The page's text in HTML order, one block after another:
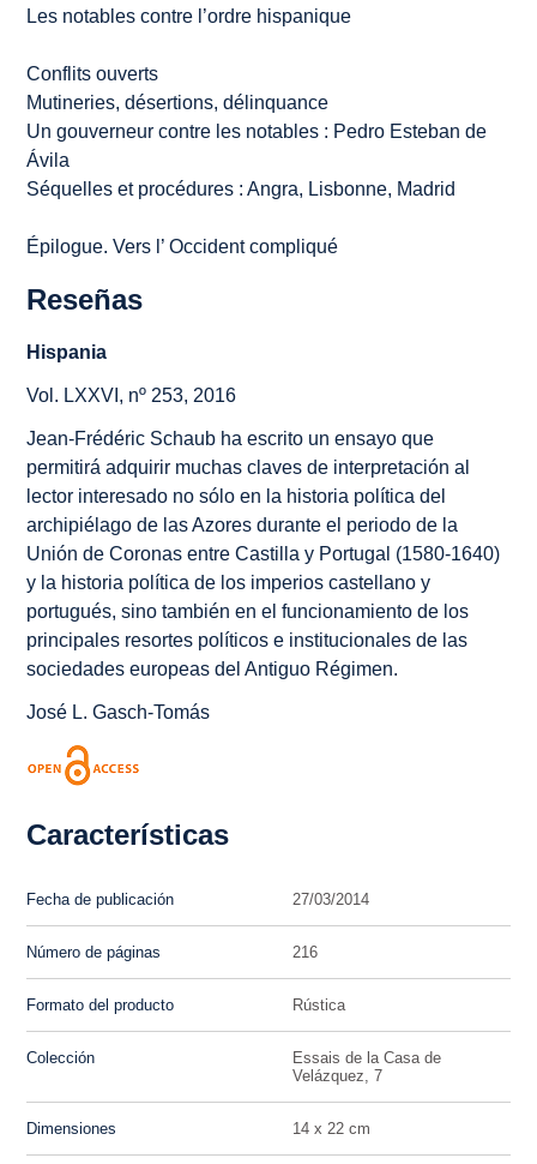
Les notables contre l’ordre hispanique
Conflits ouverts
Mutineries, désertions, délinquance
Un gouverneur contre les notables : Pedro Esteban de
Ávila
Séquelles et procédures : Angra, Lisbonne, Madrid
Épilogue. Vers l’ Occident compliqué
Reseñas
Hispania
Vol. LXXVI, nº 253, 2016
Jean-Frédéric Schaub ha escrito un ensayo que
permitirá adquirir muchas claves de interpretación al
lector interesado no sólo en la historia política del
archipiélago de las Azores durante el periodo de la
Unión de Coronas entre Castilla y Portugal (1580-1640)
y la historia política de los imperios castellano y
portugués, sino también en el funcionamiento de los
principales resortes políticos e institucionales de las
sociedades europeas del Antiguo Régimen.
José L. Gasch-Tomás
Características
Fecha de publicación 27/03/2014
Número de páginas 216
Formato del producto Rústica
Colección
Essais de la Casa de
Velázquez, 7
Dimensiones 14 x 22 cm